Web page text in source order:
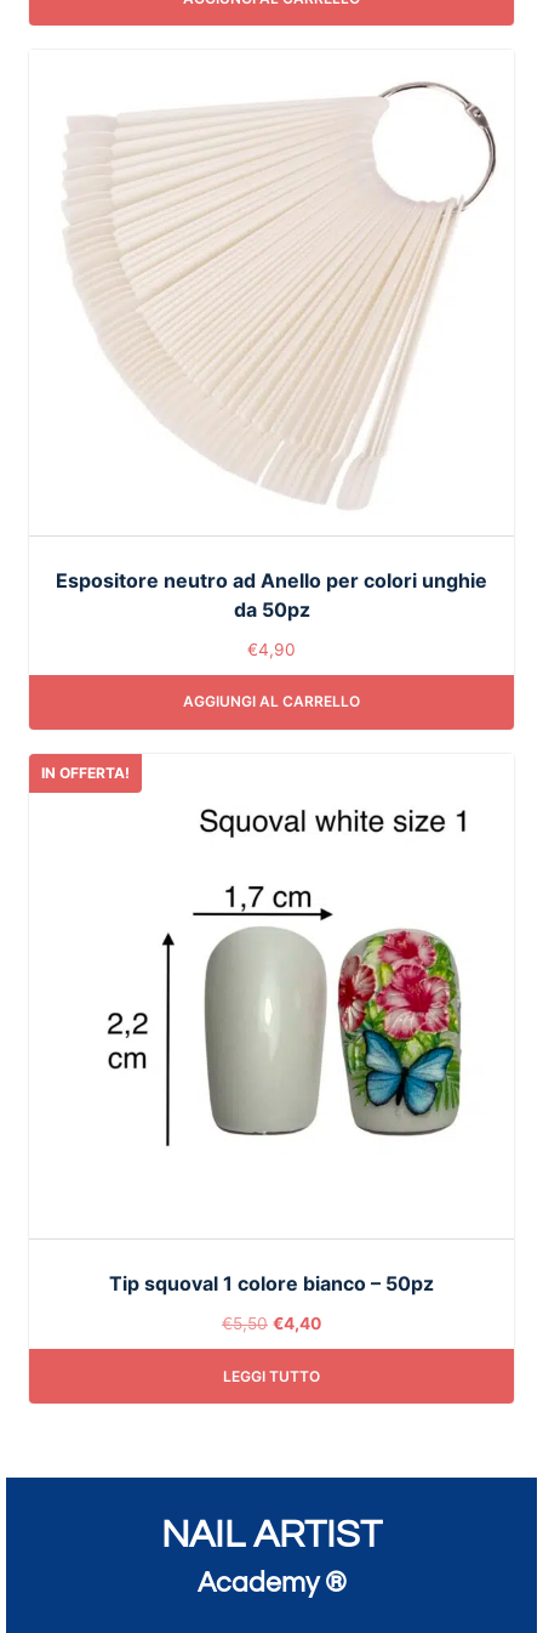
Espositore neutro ad Anello per colori unghie
da 50pz
€4,90
AGGIUNGI AL CARRELLO
IN OFFERTA!
Tip squoval 1 colore bianco – 50pz
€5,50 €4,40
LEGGI TUTTO
NAIL ARTIST
Academy ®